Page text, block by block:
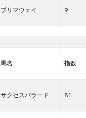
プリマウェイ 9
馬名 指数
サクセスバラード 81